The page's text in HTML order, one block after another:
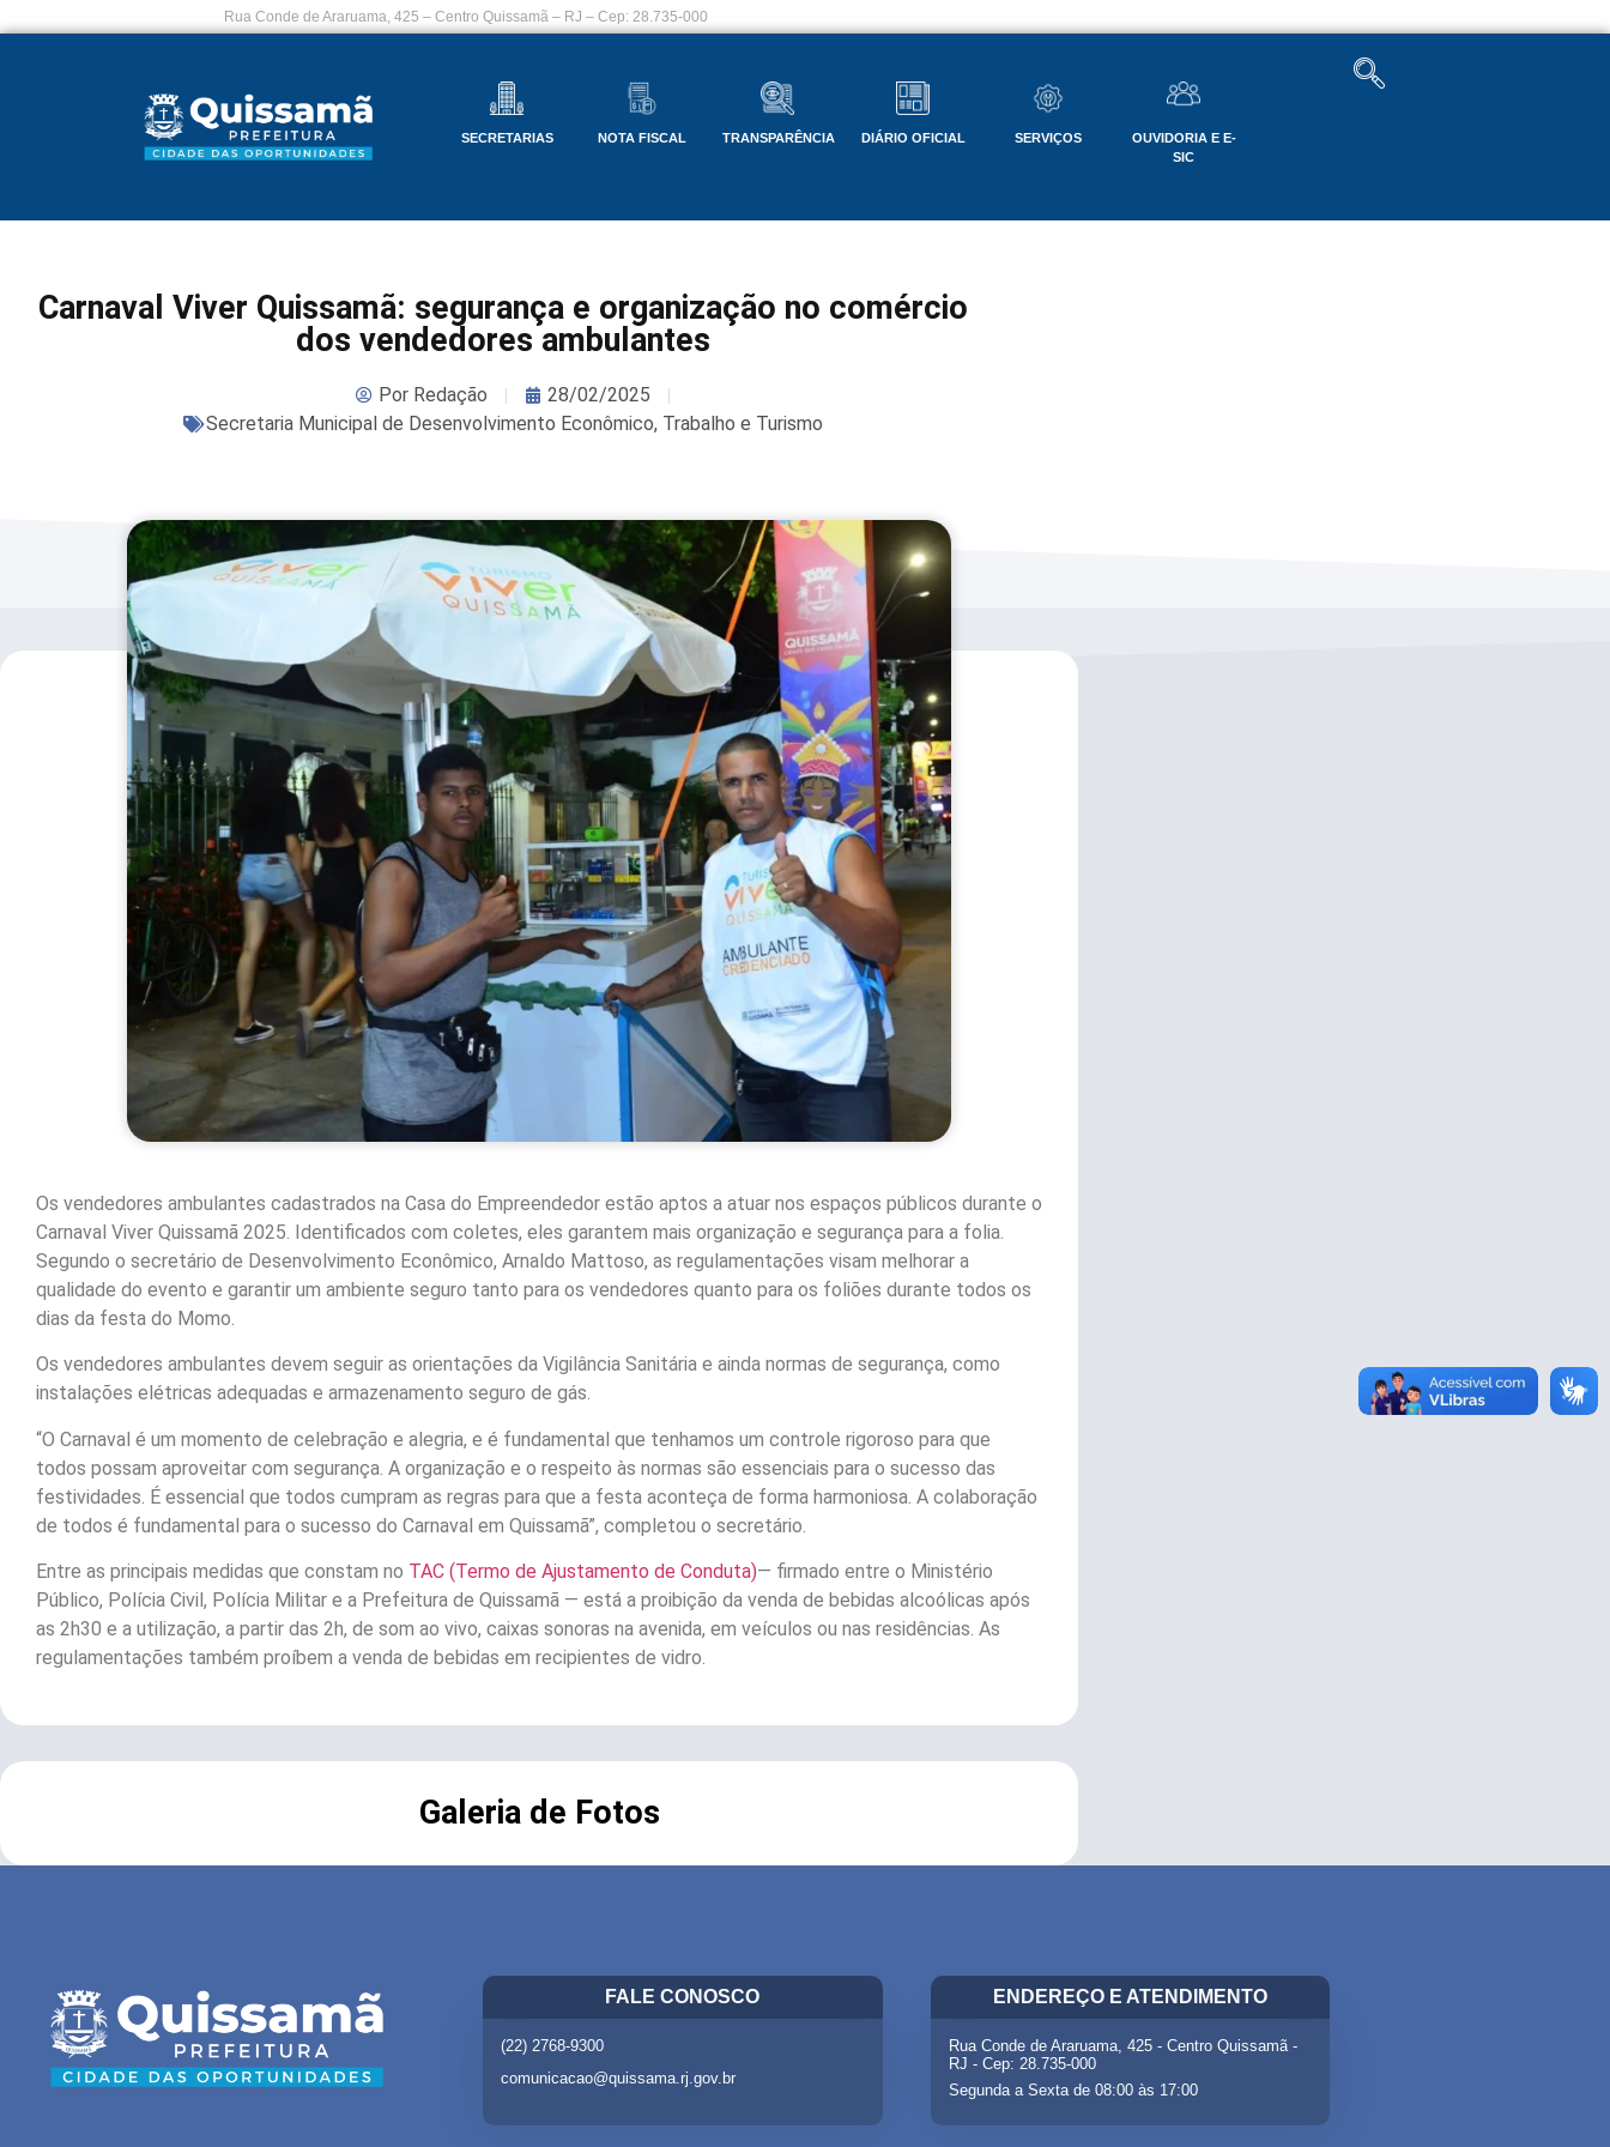
Rua Conde de Araruama, 425 – Centro Quissamã – RJ – Cep: 28.735-000
SECRETARIAS NOTA FISCAL TRANSPARÊNCIA DIÁRIO OFICIAL SERVIÇOS
OUVIDORIA E E-
SIC
Carnaval Viver Quissamã: segurança e organização no comércio
dos vendedores ambulantes
PorRedação
28/02/2025
Secretaria Municipal de Desenvolvimento Econômico, Trabalho e Turismo
Os vendedores ambulantes cadastrados na Casa do Empreendedor estão aptos a atuar nos espaços públicos durante o
Carnaval Viver Quissamã 2025. Identificados com coletes, eles garantem mais organização e segurança para a folia.
Segundo o secretário de Desenvolvimento Econômico, Arnaldo Mattoso, as regulamentações visam melhorar a
qualidade do evento e garantir um ambiente seguro tanto para os vendedores quanto para os foliões durante todos os
dias da festa do Momo.
Os vendedores ambulantes devem seguir as orientações da Vigilância Sanitária e ainda normas de segurança, como
instalações elétricas adequadas e armazenamento seguro de gás.
“O Carnaval é um momento de celebração e alegria, e é fundamental que tenhamos um controle rigoroso para que
todos possam aproveitar com segurança. A organização e o respeito às normas são essenciais para o sucesso das
festividades. É essencial que todos cumpram as regras para que a festa aconteça de forma harmoniosa. A colaboração
de todos é fundamental para o sucesso do Carnaval em Quissamã”, completou o secretário.
Entre as principais medidas que constam no TAC (Termo de Ajustamento de Conduta)— firmado entre o Ministério
Público, Polícia Civil, Polícia Militar e a Prefeitura de Quissamã — está a proibição da venda de bebidas alcoólicas após
as 2h30 e a utilização, a partir das 2h, de som ao vivo, caixas sonoras na avenida, em veículos ou nas residências. As
regulamentações também proíbem a venda de bebidas em recipientes de vidro.
Galeria de Fotos
FALE CONOSCO
(22) 2768-9300
comunicacao@quissama.rj.gov.br
ENDEREÇO E ATENDIMENTO
Rua Conde de Araruama, 425 - Centro Quissamã -
RJ - Cep: 28.735-000
Segunda a Sexta de 08:00 às 17:00